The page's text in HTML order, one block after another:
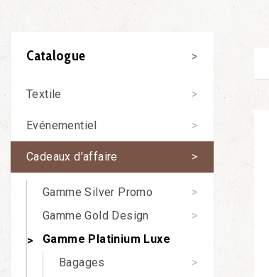
Catalogue
Textile
Evénementiel
Cadeaux d'affaire
Gamme Silver Promo
Gamme Gold Design
Gamme Platinium Luxe
Bagages